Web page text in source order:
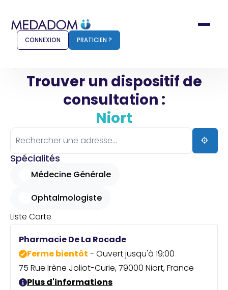
Comment ça marche ?
Pharmacien
Connexion
Praticien ?
CONNEXION PRATICIEN ?
Trouver un dispositif de
consultation :
Niort
Spécialités
Médecine Générale
Ophtalmologiste
Liste Carte
Pharmacie De La Rocade
Ferme bientôt - Ouvert jusqu'à 19:00
75 Rue Irène Joliot-Curie, 79000 Niort, France
Plus d'informations